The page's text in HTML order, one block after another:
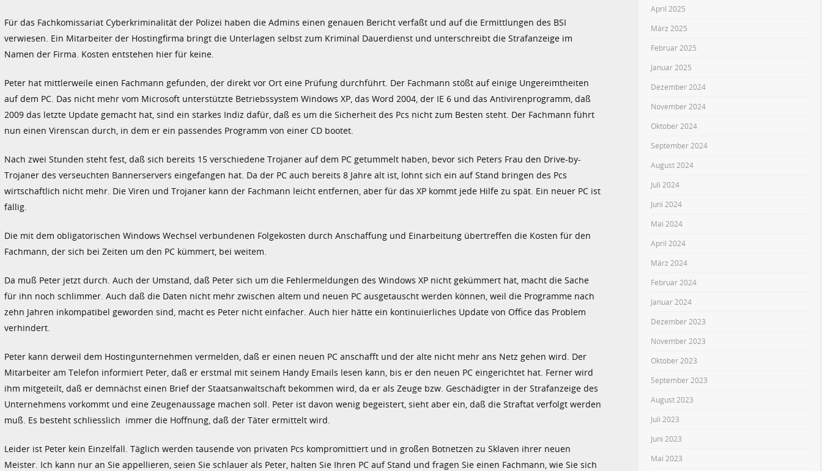
Für das Fachkomissariat Cyberkriminalität der Polizei haben die Admins einen genauen Bericht verfaßt und auf die Ermittlungen des BSI
verwiesen. Ein Mitarbeiter der Hostingfirma bringt die Unterlagen selbst zum Kriminal Dauerdienst und unterschreibt die Strafanzeige im
Namen der Firma. Kosten entstehen hier für keine.
Peter hat mittlerweile einen Fachmann gefunden, der direkt vor Ort eine Prüfung durchführt. Der Fachmann stößt auf einige Ungereimtheiten
auf dem PC. Das nicht mehr vom Microsoft unterstützte Betriebssystem Windows XP, das Word 2004, der IE 6 und das Antivirenprogramm, daß
2009 das letzte Update gemacht hat, sind ein starkes Indiz dafür, daß es um die Sicherheit des Pcs nicht zum Besten steht. Der Fachmann führt
nun einen Virenscan durch, in dem er ein passendes Programm von einer CD bootet.
Nach zwei Stunden steht fest, daß sich bereits 15 verschiedene Trojaner auf dem PC getummelt haben, bevor sich Peters Frau den Drive-by-
Trojaner des verseuchten Bannerservers eingefangen hat. Da der PC auch bereits 8 Jahre alt ist, lohnt sich ein auf Stand bringen des Pcs
wirtschaftlich nicht mehr. Die Viren und Trojaner kann der Fachmann leicht entfernen, aber für das XP kommt jede Hilfe zu spät. Ein neuer PC ist
fällig.
Die mit dem obligatorischen Windows Wechsel verbundenen Folgekosten durch Anschaffung und Einarbeitung übertreffen die Kosten für den
Fachmann, der sich bei Zeiten um den PC kümmert, bei weitem.
Da muß Peter jetzt durch. Auch der Umstand, daß Peter sich um die Fehlermeldungen des Windows XP nicht gekümmert hat, macht die Sache
für ihn noch schlimmer. Auch daß die Daten nicht mehr zwischen altem und neuen PC ausgetauscht werden können, weil die Programme nach
zehn Jahren inkompatibel geworden sind, macht es Peter nicht einfacher. Auch hier hätte ein kontinuierliches Update von Office das Problem
verhindert.
Peter kann derweil dem Hostingunternehmen vermelden, daß er einen neuen PC anschafft und der alte nicht mehr ans Netz gehen wird. Der
Mitarbeiter am Telefon informiert Peter, daß er erstmal mit seinem Handy Emails lesen kann, bis er den neuen PC eingerichtet hat. Ferner wird
ihm mitgeteilt, daß er demnächst einen Brief der Staatsanwaltschaft bekommen wird, da er als Zeuge bzw. Geschädigter in der Strafanzeige des
Unternehmens vorkommt und eine Zeugenaussage machen soll. Peter ist davon wenig begeistert, sieht aber ein, daß die Straftat verfolgt werden
muß. Es besteht schliesslich immer die Hoffnung, daß der Täter ermittelt wird.
Leider ist Peter kein Einzelfall. Täglich werden tausende von privaten Pcs kompromittiert und in großen Botnetzen zu Sklaven ihrer neuen
Meister. Ich kann nur an Sie appellieren, seien Sie schlauer als Peter, halten Sie Ihren PC auf Stand und fragen Sie einen Fachmann, wie Sie sich
April 2025
März 2025
Februar 2025
Januar 2025
Dezember 2024
November 2024
Oktober 2024
September 2024
August 2024
Juli 2024
Juni 2024
Mai 2024
April 2024
März 2024
Februar 2024
Januar 2024
Dezember 2023
November 2023
Oktober 2023
September 2023
August 2023
Juli 2023
Juni 2023
Mai 2023